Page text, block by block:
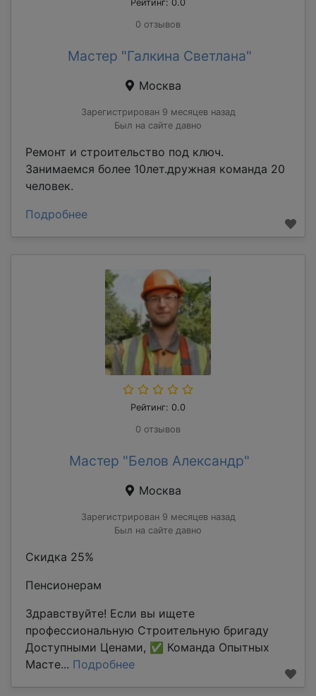
Рейтинг: 0.0
0 отзывов
Мастер "Галкина Светлана"
Москва
Зарегистрирован 9 месяцев назад
Был на сайте давно
Ремонт и строительство под ключ.
Занимаемся более 10лет.дружная команда 20
человек.
Подробнее
Рейтинг: 0.0
0 отзывов
Мастер "Белов Александр"
Москва
Зарегистрирован 9 месяцев назад
Был на сайте давно
Скидка 25%
Пенсионерам
Здравствуйте! Если вы ищете
профессиональную Строительную бригаду
Доступными Ценами, ✅ Команда Опытных
Масте... Подробнее